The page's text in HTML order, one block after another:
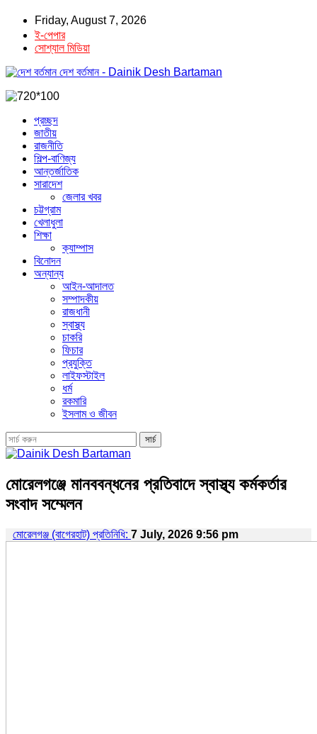
Friday, August 7, 2026
ই-পেপার
সোশ্যাল মিডিয়া
দেশ বর্তমান - Dainik Desh Bartaman
প্রচ্ছদ
জাতীয়
রাজনীতি
শিল্প-বাণিজ্য
আন্তর্জাতিক
সারাদেশ
জেলার খবর
চট্টগ্রাম
খেলাধুলা
শিক্ষা
ক্যাম্পাস
বিনোদন
অন্যান্য
আইন-আদালত
সম্পাদকীয়
রাজধানী
স্বাস্থ্য
চাকরি
ফিচার
প্রযুক্তি
লাইফস্টাইল
ধর্ম
রকমারি
ইসলাম ও জীবন
মোরেলগঞ্জে মানববন্ধনের প্রতিবাদে স্বাস্থ্য কর্মকর্তার
সংবাদ সম্মেলন
মোরেলগঞ্জ (বাগেরহাট) প্রতিনিধি: 7 July, 2026 9:56 pm